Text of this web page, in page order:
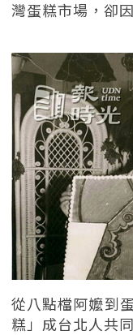
灣蛋糕市場，卻
從八點檔阿嬤到
糕」成台北人共